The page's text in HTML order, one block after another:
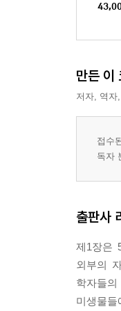
만든 이
저자, 역자
접수
독자
출판사
제1장은
외부의
학자들
미생물